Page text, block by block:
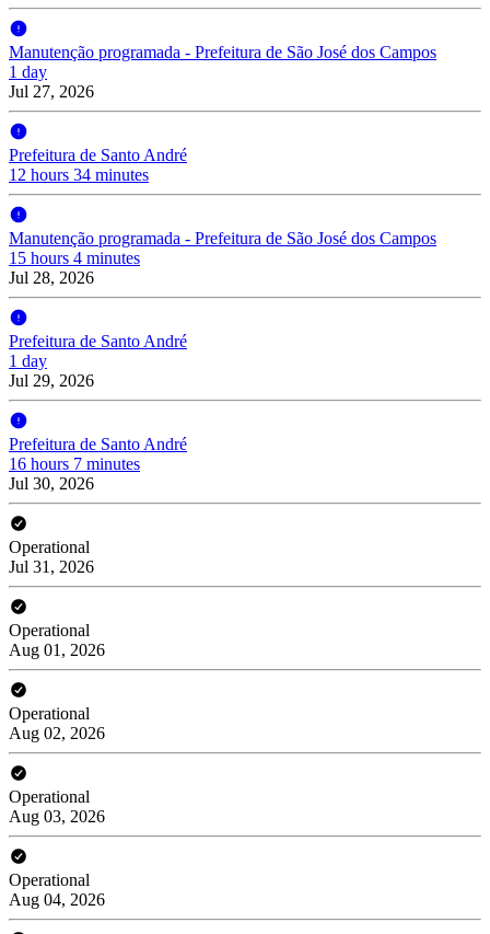
Manutenção programada - Prefeitura de São José dos Campos
1 day
Jul 27, 2026
Prefeitura de Santo André
12 hours 34 minutes
Manutenção programada - Prefeitura de São José dos Campos
15 hours 4 minutes
Jul 28, 2026
Prefeitura de Santo André
1 day
Jul 29, 2026
Prefeitura de Santo André
16 hours 7 minutes
Jul 30, 2026
Operational
Jul 31, 2026
Operational
Aug 01, 2026
Operational
Aug 02, 2026
Operational
Aug 03, 2026
Operational
Aug 04, 2026